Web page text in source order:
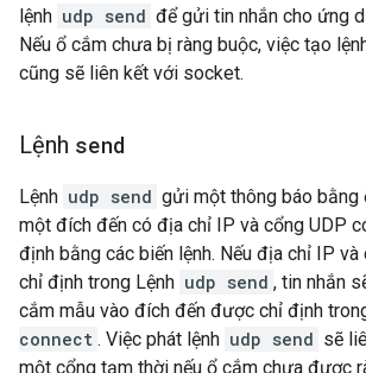
lệnh udp send để gửi tin nhắn cho ứng
Nếu ổ cắm chưa bị ràng buộc, việc tạo
cũng sẽ liên kết với socket.
Lệnh send
Lệnh udp send gửi một thông báo bằng
một đích đến có địa chỉ IP và cổng UDP
định bằng các biến lệnh. Nếu địa chỉ IP
chỉ định trong Lệnh udp send , tin nhắn
cắm mẫu vào đích đến được chỉ định
connect . Việc phát lệnh udp send sẽ
một cổng tạm thời nếu ổ cắm chưa được